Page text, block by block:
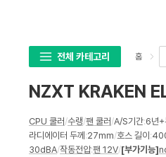
전체 카테고리 홈
NZXT KRAKEN
상
세
스
펙
CPU 쿨러 /수랭/팬 쿨러 /A/S기간:6년+
라디에이터 두께 :27mm/호스 길이 :
30dBA/작동전압:팬 12V/[부가기능]